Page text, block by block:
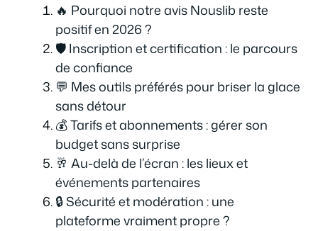
🔥 Pourquoi notre avis Nouslib reste
positif en 2026 ?
🛡️ Inscription et certification : le parcours
de confiance
💬 Mes outils préférés pour briser la glace
sans détour
💰 Tarifs et abonnements : gérer son
budget sans surprise
🥂 Au-delà de l’écran : les lieux et
événements partenaires
🔒 Sécurité et modération : une
plateforme vraiment propre ?